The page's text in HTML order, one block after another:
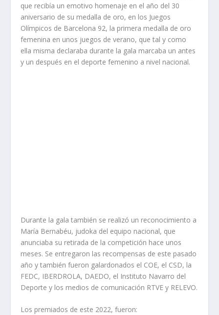
que recibía un emotivo homenaje en el año del 30
aniversario de su medalla de oro, en los Juegos
Olímpicos de Barcelona 92, la primera medalla de oro
femenina en unos juegos de verano, que tal y como
ella misma declaraba durante la gala marcaba un antes
y un después en el deporte femenino a nivel nacional.
Durante la gala también se realizó un reconocimiento a
María Bernabéu, judoka del equipo nacional, que
anunciaba su retirada de la competición hace unos
meses. Se entregaron las recompensas de este pasado
año y también fueron galardonados el COE, el CSD, la
FEDC, IBERDROLA, DAEDO, el Instituto Navarro del
Deporte y los medios de comunicación RTVE y RELEVO.
Los premiados de este 2022, fueron: